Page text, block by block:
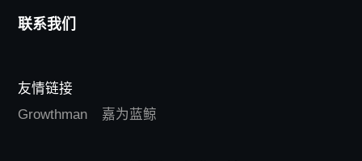
联系我们
友情链接
Growthman
嘉为蓝鲸